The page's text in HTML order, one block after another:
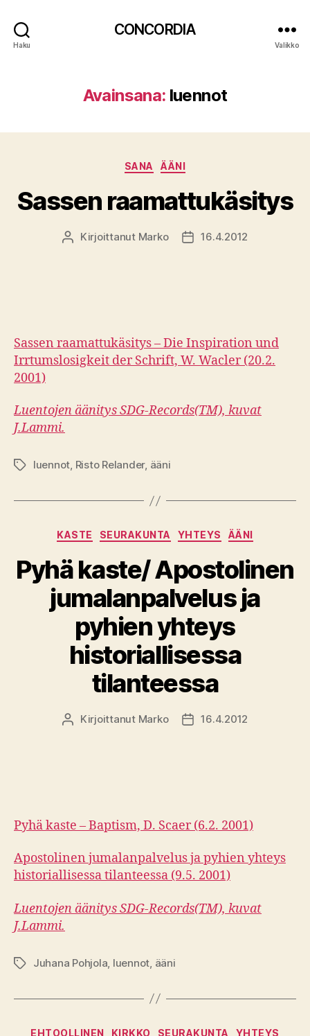
Haku
CONCORDIA
Valikko
Avainsana: luennot
Kategoriat
SANA ÄÄNI
Sassen raamattukäsitys
Kirjoittaja
Kirjoittanut Marko Julkaisupäivämäärä
16.4.2012
Sassen raamattukäsitys – Die Inspiration und
Irrtumslosigkeit der Schrift, W. Wacler (20.2.
2001)
Luentojen äänitys SDG-Records(TM), kuvat
J.Lammi.
Avainsanat
luennot, Risto Relander, ääni
Kategoriat
KASTE SEURAKUNTA YHTEYS ÄÄNI
Pyhä kaste/ Apostolinen
jumalanpalvelus ja
pyhien yhteys
historiallisessa
tilanteessa
Kirjoittaja
Kirjoittanut Marko Julkaisupäivämäärä
16.4.2012
Pyhä kaste – Baptism, D. Scaer (6.2. 2001)
Apostolinen jumalanpalvelus ja pyhien yhteys
historiallisessa tilanteessa (9.5. 2001)
Luentojen äänitys SDG-Records(TM), kuvat
J.Lammi.
Avainsanat
Juhana Pohjola luennot ääni
Kategoriat
EHTOOLLINEN KIRKKO SEURAKUNTA YHTEYS